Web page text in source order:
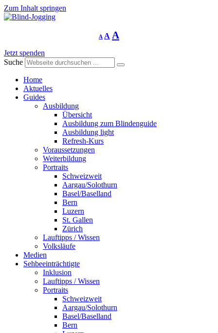
Zum Inhalt springen
A
Schriftgrösse
verringern
A Schriftgrösse
zurücksetzen
A
Jetzt spenden
Suche
Home
Aktuelles
Guides
Ausbildung
Übersicht
Ausbildung zum Blindenguide
Ausbildung light
Refresh-Kurs
Voraussetzungen
Weiterbildung
Portraits
Schweizweit
Aargau/Solothurn
Basel/Baselland
Bern
Luzern
St. Gallen
Zürich
Lauftipps / Wissen
Volksläufe
Medien
Sehbeeinträchtigte
Inklusion
Lauftipps / Wissen
Portraits
Schweizweit
Aargau/Solothurn
Basel/Baselland
Bern